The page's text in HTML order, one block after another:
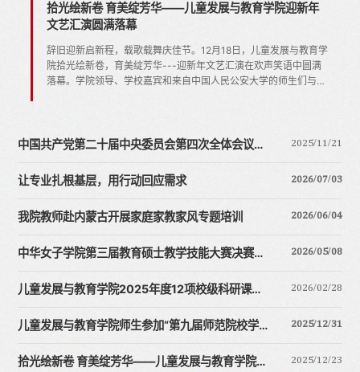
儿童发展与教育学院师生于闽西苏维埃政府旧址纪念馆开
展主题党日活动暨教学实践周...
2025年11月3日晚，中华女子学院儿童发展与教育学院师生于闽西
苏维埃政府旧址纪念馆开展主题党日活动暨教学实践周首日总结
会。学院党总支书记郑雷向同学们介绍，闽西苏维埃政府于1930
为深入学习贯彻习近平总书记关于注重家庭家教家风建设的重要论
能力，5月19日-21日，我院家庭教育专业教师于婷婷博士、赵阳
博士受邀赴内蒙古通辽，为...
拾光绘新卷 育美绽芳华——儿童发展与教育学院迎新年
文艺汇演圆满落幕
辞旧迎新启新程，载歌载舞庆佳节。12月18日，儿童发展与教育学
院拾光绘新卷，育美绽芳华---迎新年文艺汇演在欢声笑语中圆满
落幕。学院领导、学校嘉宾和来自中国人民公安大学的师生们与我
以艺润心，以美育人——儿童发展与教育学院第四届学生
作品展成功举办
为营造浓厚校园文化氛围、加强学风建设、提升学生综合素质，围
绕本科教学质量审核评估相关工作，儿童发展与教育学院于10-11
月举办第四届学生作品展。作为学院品牌活动之一，本届学生作品
校地合作持续深化 共启双向赋能新程--“京闽手拉手”系列
活动第三期圆满完成
为深入贯彻党的二十届四中全会和全球妇女峰会精神，持续深化校
地合作，发挥专业优势服务地方发展，11月2日—7日，中华女子学
院与福建省龙岩市妇女联合会主办的“京闽手拉手”系列第三期活动
儿童发展与教育学院师生于闽西苏维埃政府旧址纪念馆开
展主题党日活动暨教学实践周...
2025年11月3日晚，中华女子学院儿童发展与教育学院师生于闽西
苏维埃政府旧址纪念馆开展主题党日活动暨教学实践周首日总结
会。学院党总支书记郑雷向同学们介绍，闽西苏维埃政府于1930
为深入学习贯彻习近平总书记关于注重家庭家教家风建设的重要论
能力，5月19日-21日，我院家庭教育专业教师于婷婷博士、赵阳
博士受邀赴内蒙古通辽，为...
中国共产党第二十届中央委员会第四次全体会议公报 2025/11/21
让专业扎根基层，用行动回应需求 2026/07/03
我院教师赴内蒙古开展家庭家教家风专题培训 2026/06/04
中华女子学院第三届教育硕士教学技能大赛决赛成功举办 2026/05/08
儿童发展与教育学院2025年度12项校级科研课题立项和2部学术著作获出版资助 2026/02/28
儿童发展与教育学院师生参加“第九届师范院校学前教育师范生专业能力竞赛邀请赛暨人工智能时代学前教育... 2025/12/31
拾光绘新卷 育美绽芳华——儿童发展与教育学院迎新年文艺汇演圆满落幕 2025/12/23